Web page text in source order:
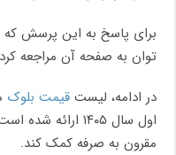
برای پاسخ به این پرسش که
توان به صفحه آن مراجعه
در ادامه، لیستقیمت بلوک
اول سال ۱۴۰۵
مقرون به صرفه کمک کند.